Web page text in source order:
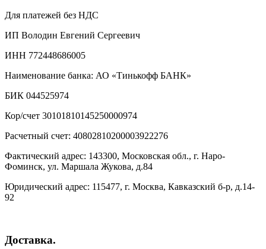
Для платежей без НДС
ИП Володин Евгений Сергеевич
ИНН 772448686005
Наименование банка: АО «Тинькофф БАНК»
БИК 044525974
Кор/счет 30101810145250000974
Расчетный счет: 40802810200003922276
Фактический адрес: 143300, Московская обл., г. Наро-
Фоминск, ул. Маршала Жукова, д.84
Юридический адрес: 115477, г. Москва, Кавказский б-р, д.14-
92
Доставка.